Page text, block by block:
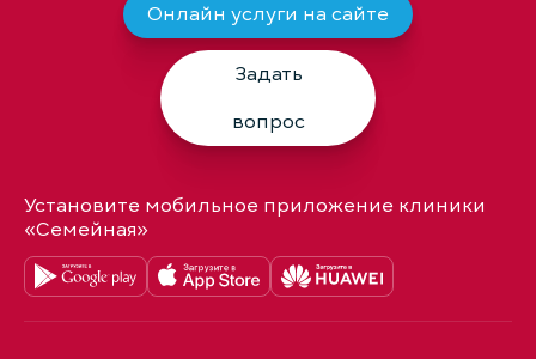
Онлайн услуги на сайте
Задать
вопрос
Установите мобильное приложение клиники
«Семейная»